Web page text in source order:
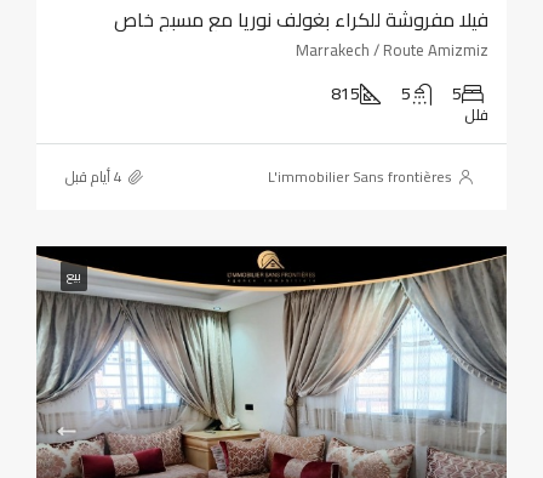
فيلا مفروشة للكراء بغولف نوريا مع مسبح خاص
Marrakech / Route Amizmiz
5
5
815
فلل
L'immobilier Sans frontières
بيع